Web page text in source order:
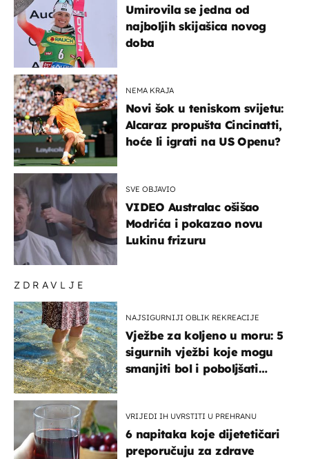
ZDRAVLJE
NAJSIGURNIJI OBLIK REKREACIJE
Vježbe za koljeno u moru: 5
sigurnih vježbi koje mogu
smanjiti bol i poboljšati
VRIJEDI IH UVRSTITI U PREHRANU
6 napitaka koje dijetetičari
preporučuju za zdrave
Umirovila se jedna od
najboljih skijašica novog
doba
NEMA KRAJA
Novi šok u teniskom svijetu:
Alcaraz propušta Cincinatti,
hoće li igrati na US Openu?
SVE OBJAVIO
VIDEO Australac ošišao
Modrića i pokazao novu
Lukinu frizuru